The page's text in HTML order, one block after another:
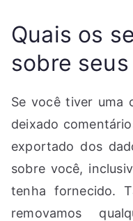
Quais os
sobre
Se você tiver uma
deixado
exportado dos
sobre você,
tenha fornecido.
removamos